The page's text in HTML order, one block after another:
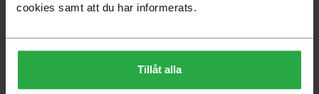
cookies samt att du har informerats.
Tillåt alla
Nyhetsbrev